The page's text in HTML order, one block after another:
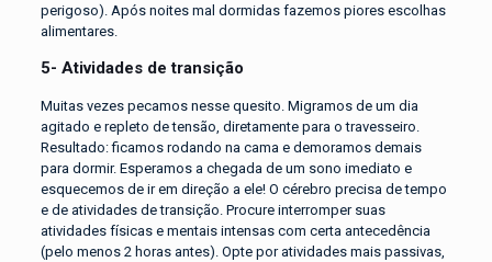
perigoso). Após noites mal dormidas fazemos piores escolhas
alimentares.
5- Atividades de transição
Muitas vezes pecamos nesse quesito. Migramos de um dia
agitado e repleto de tensão, diretamente para o travesseiro.
Resultado: ficamos rodando na cama e demoramos demais
para dormir. Esperamos a chegada de um sono imediato e
esquecemos de ir em direção a ele! O cérebro precisa de tempo
e de atividades de transição. Procure interromper suas
atividades físicas e mentais intensas com certa antecedência
(pelo menos 2 horas antes). Opte por atividades mais passivas,